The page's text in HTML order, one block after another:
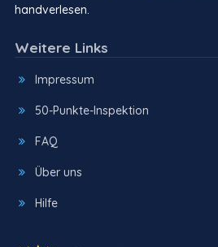
handverlesen.
Weitere Links
Impressum
50-Punkte-Inspektion
FAQ
Über uns
Hilfe